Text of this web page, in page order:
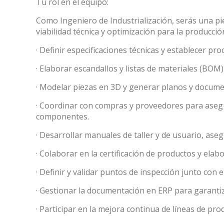
Como Ingeniero de Industrialización, serás una
viabilidad técnica y optimización para la
· Definir especificaciones técnicas y establecer
· Elaborar escandallos y listas de materiales (BOM).
· Modelar piezas en 3D y generar planos y
· Coordinar con compras y proveedores para
componentes.
· Desarrollar manuales de taller y de usuario,
· Colaborar en la certificación de productos y
· Definir y validar puntos de inspección junto con
· Gestionar la documentación en ERP para
· Participar en la mejora continua de líneas de
cause
They
of the